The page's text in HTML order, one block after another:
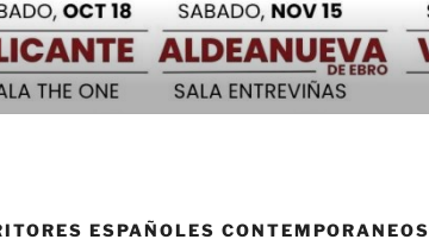
ESPAÑOLES CONTEMPORANEOS